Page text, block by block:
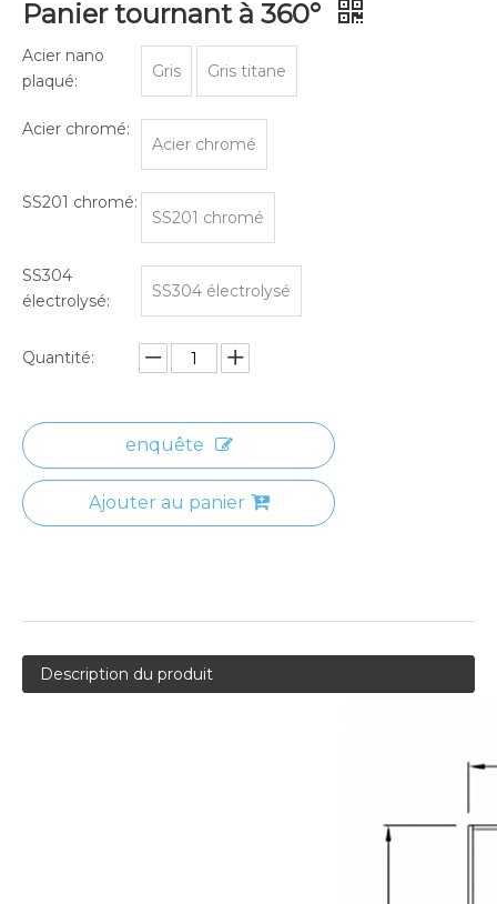
Panier tournant à 360°
Acier nano
plaqué:
Gris Gris titane
Acier chromé:
Acier chromé
SS201 chromé:
SS201 chromé
SS304
électrolysé:
SS304 électrolysé
Quantité:
enquête
Ajouter au panier
Description du produit